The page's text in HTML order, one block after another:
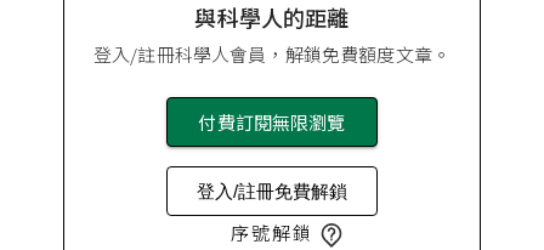
與科學人的距離
登入/註冊科學人會員，解鎖免費額度文章。
付費訂閱無限瀏覽
登入/註冊免費解鎖
序號解鎖